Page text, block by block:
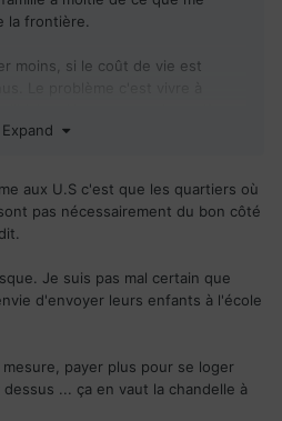
la frontière.
moins, si le coût de vie est
que tu vis à Vancouver)
Expand
aux U.S c'est que les quartiers où
pas nécessairement du bon côté
Je suis pas mal certain que
d'envoyer leurs enfants à l'école
payer plus pour se loger
... ça en vaut la chandelle à